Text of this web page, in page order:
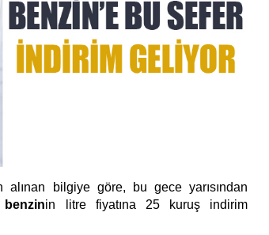
alınan bilgiye göre, bu gece yarısından
benzinin litre fiyatına 25 kuruş indirim